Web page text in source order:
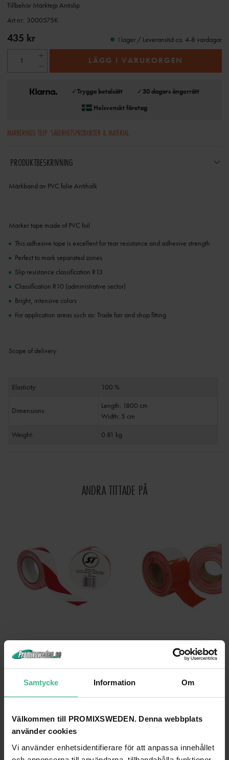
Samtycke Information Om
Välkommen till PROMIXSWEDEN. Denna webbplats
använder cookies
Vi använder enhetsidentifierare för att anpassa innehållet
Tillbehör Märktejp Antislip
Art nr: 3000575K
435 kr I lager / Leveranstid ca. 4-8 vardagar
LÄGG I VARUKORGEN
✓Trygga betalsätt ✓30 dagars ångerrätt
Helsvenskt företag
MARKERINGS TEJP SÄKERHETSPRODUKTER & MATERIAL
PRODUKTBESKRIVNING
Märkband av PVC folie Antihalk
Marker tape made of PVC foil
This adhesive tape is excellent for tear resistance and adhesive strength
Perfect to mark separated zones
Slip resistance classification R13
Classification R10 (administrative sector)
Bright, intensive colors
For application areas such as: Trade fair and shop fitting
Scope of delivery
Elasticity: 100 %
Dimensions:
Length: 1800 cm
Width: 5 cm
Weight:
0.81 kg
ANDRA TITTADE PÅ
Tillbehör Märktejp PVC röd / vit
164 kr
ACCESSORY BARRIER TAPE RED/WHITE
Tillbehör röd / vit 500mx75mm
403 kr
ANDRA KUNDER KÖPTE OCKSÅ